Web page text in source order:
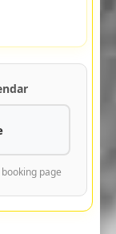
page